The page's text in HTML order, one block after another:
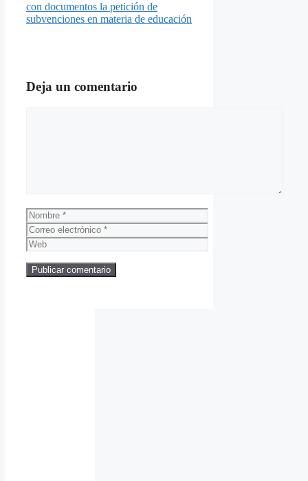
con documentos la petición de
subvenciones en materia de educación
Deja un comentario
Nombre
Correo
electrónico
Web